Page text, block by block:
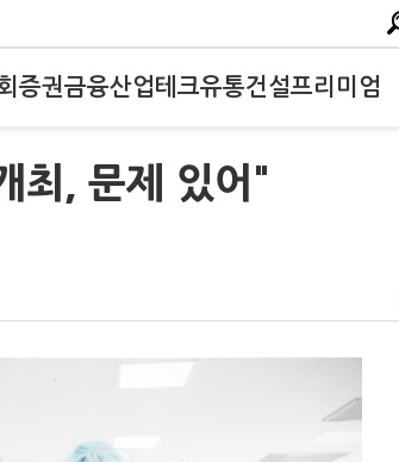
증권금융산업테크유통건설프리미엄
최, 문제 있어"